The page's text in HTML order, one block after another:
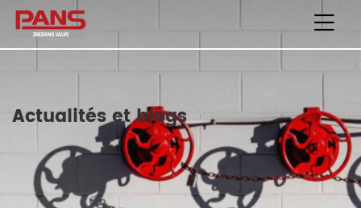
Actualités et blogs